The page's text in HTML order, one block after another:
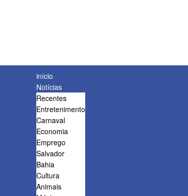
início
Notícias
Recentes
Entretenimento
Carnaval
Economia
Emprego
Salvador
Bahia
Cultura
Animais